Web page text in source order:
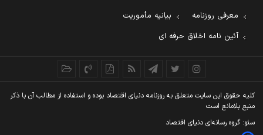
معرفی روزنامه
بیانیه مأموریت
آئین نامه اخلاق حرفه ای
کليه حقوق اين سايت متعلق به روزنامه دنيای اقتصاد بوده و استفاده از مطالب آن با ذکر
منبع بلامانع است
سئو: گروه رسانه‌ای دنیای اقتصاد